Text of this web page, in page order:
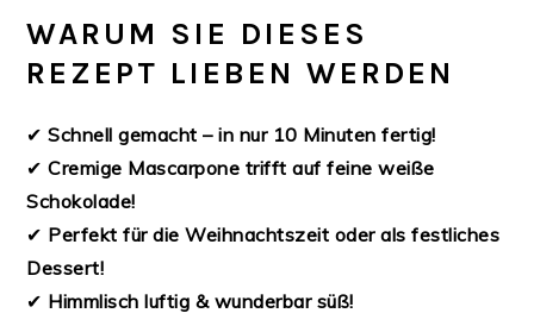
WARUM SIE DIESES
REZEPT LIEBEN WERDEN
✔Schnell gemacht – in nur 10 Minuten fertig!
✔Cremige Mascarpone trifft auf feine weiße
Schokolade!
✔ Perfekt für die Weihnachtszeit oder als festliches
Dessert!
✔ Himmlisch luftig & wunderbar süß!